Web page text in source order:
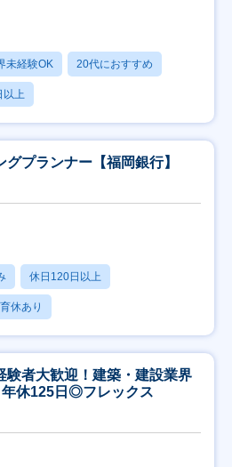
未経験OK 20代におすすめ
以上
プランナー【福岡銀行】
休日120日以上
休あり
験者大歓迎！建築・建設業界
休125日◎フレックス